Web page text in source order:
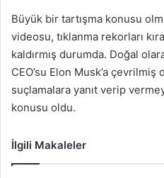
Büyük bir tartışma konusu
videosu, tıklanma rekorları
kaldırmış durumda. Doğal
CEO’su Elon Musk’a çevrilmiş
suçlamalara yanıt verip
konusu oldu.
İlgili Makaleler